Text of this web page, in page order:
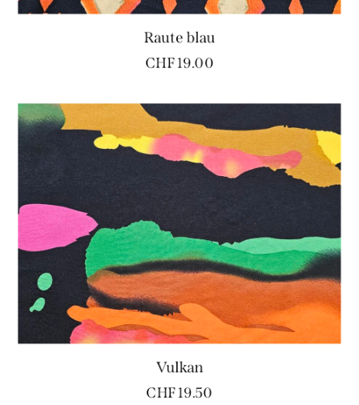
Raute blau
CHF19.00
Vulkan
CHF19.50